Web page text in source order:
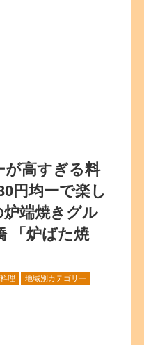
が高すぎる料
円均一で楽し
端焼きグル
「炉ばた焼
理 地域別カテゴリー